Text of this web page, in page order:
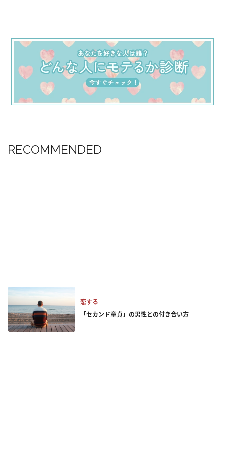
RECOMMENDED
恋する
「セカンド童貞」の男性との付き合い方